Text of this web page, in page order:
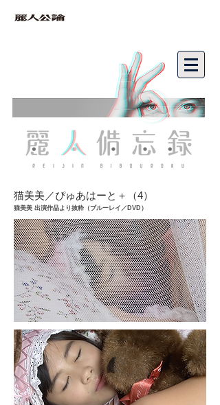
猫美美／ぴゅあはーと＋（4）
猫美美 出演作品より抜粋（ブルーレイ／DVD）